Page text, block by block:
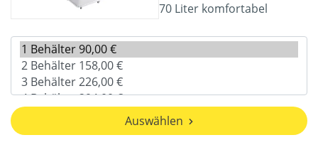
70 Liter komfortabel
Auswählen